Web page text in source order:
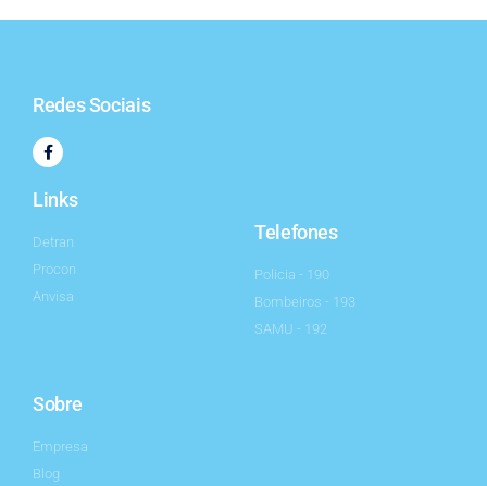
Redes Sociais
Links
Detran
Procon
Anvisa
Telefones
Policia - 190
Bombeiros - 193
SAMU - 192
Sobre
Empresa
Blog